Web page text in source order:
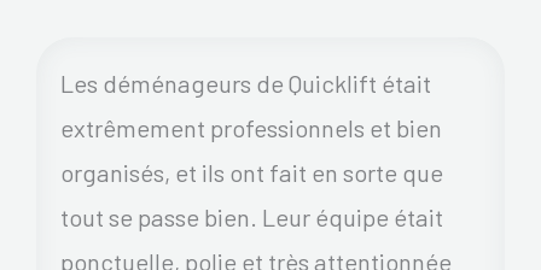
Les déménageurs de Quicklift était
extrêmement professionnels et bien
organisés, et ils ont fait en sorte que
tout se passe bien. Leur équipe était
ponctuelle, polie et très attentionnée